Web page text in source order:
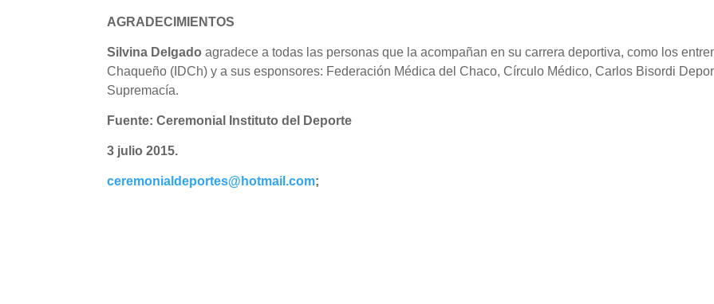
AGRADECIMIENTOS
Silvina Delgado agradece a todas las personas que la acompañan en su carrera deportiva, como los
Chaqueño (IDCh) y a sus esponsores: Federación Médica del Chaco, Círculo Médico, Carlos Bisordi
Supremacía.
Fuente: Ceremonial Instituto del Deporte
3 julio 2015.
ceremonialdeportes@hotmail.com;